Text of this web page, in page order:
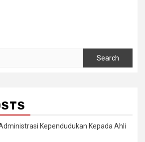
Kependudukan Kepada Ahli